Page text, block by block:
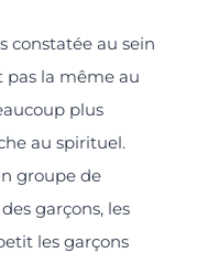
constatée au sein
pas la même au
plus
au spirituel.
groupe de
garçons, les
les garçons